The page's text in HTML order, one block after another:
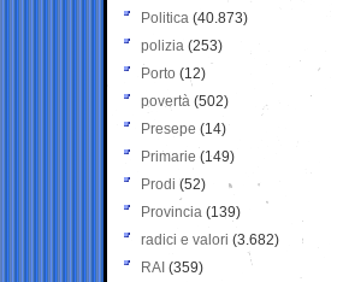
Politica (40.873)
polizia (253)
Porto (12)
povertà (502)
Presepe (14)
Primarie (149)
Prodi (52)
Provincia (139)
radici e valori (3.682)
RAI (359)